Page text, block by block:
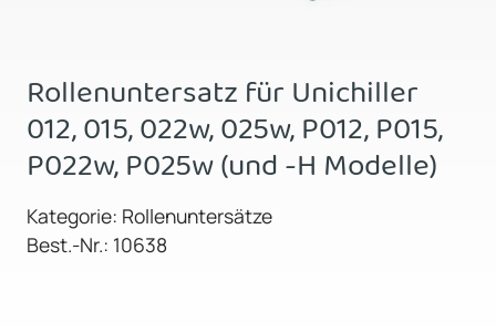
Rollenuntersatz für Unichiller
012, 015, 022w, 025w, P012, P015,
P022w, P025w (und -H Modelle)
Kategorie: Rollenuntersätze
Best.-Nr.: 10638